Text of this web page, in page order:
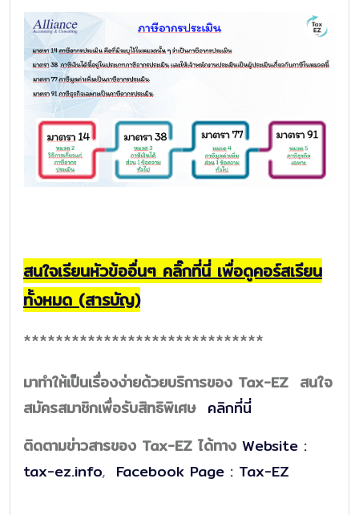
สนใจเรียนหัวข้ออื่นๆ คลิ๊กที่นี่ เพื่อดูคอร์สเรียน
ทั้งหมด (สารบัญ)
******************************
มาทำให้เป็นเรื่องง่ายด้วยบริการของ Tax-EZ สนใจ
สมัครสมาชิกเพื่อรับสิทธิพิเศษ คลิกที่นี่
ติดตามข่าวสารของ Tax-EZ ได้ทาง Website :
tax-ez.info, Facebook Page : Tax-EZ